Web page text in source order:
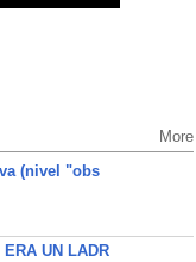
More
(nivel "obs
UN LADR